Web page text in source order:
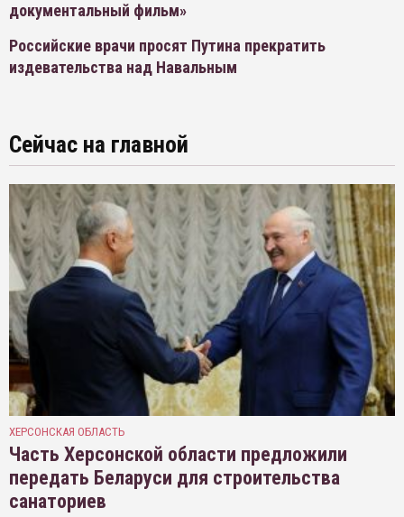
документальный фильм»
Российские врачи просят Путина прекратить
издевательства над Навальным
Сейчас на главной
ХЕРСОНСКАЯ ОБЛАСТЬ
Часть Херсонской области предложили
передать Беларуси для строительства
санаториев